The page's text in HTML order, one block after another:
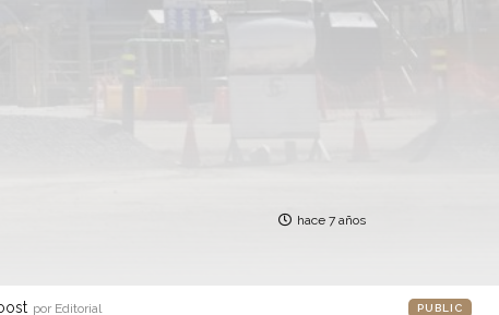
hace 7 años
por Editorial PUBLIC